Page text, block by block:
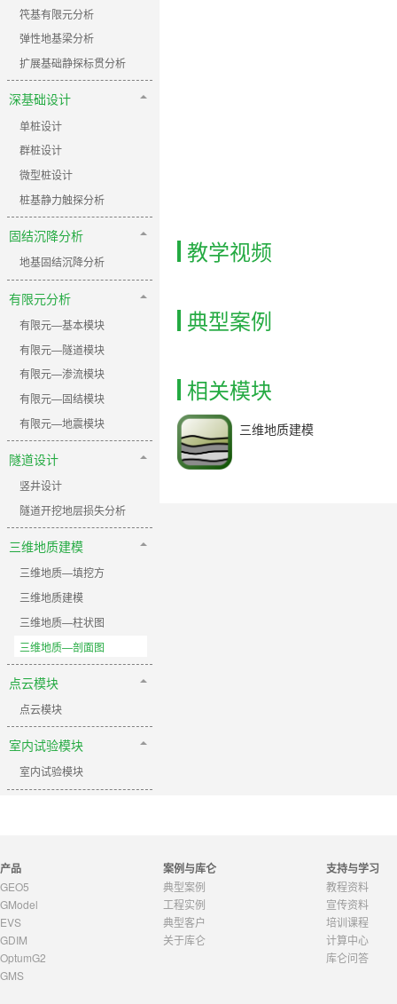
笩基有限元分析
弹性地基梁分析
扩展基础静探标贯分析
深基础设计
单桩设计
群桩设计
微型桩设计
桩基静力触探分析
固结沉降分析
地基固结沉降分析
有限元分析
有限元—基本模块
有限元—隧道模块
有限元—渗流模块
有限元—固结模块
有限元—地震模块
隧道设计
竖井设计
隧道开挖地层损失分析
三维地质建模
三维地质—填挖方
三维地质建模
三维地质—柱状图
三维地质—剖面图
点云模块
点云模块
室内试验模块
室内试验模块
教学视频
典型案例
相关模块
三维地质建模
产品
GEO5
GModel
EVS
GDIM
OptumG2
GMS
案例与库仑
典型案例
工程实例
典型客户
关于库仑
支持与学习
教程资料
宣传资料
培训课程
计算中心
库仑问答